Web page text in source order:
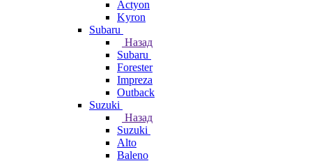
Actyon
Kyron
Subaru
Назад
Subaru
Forester
Impreza
Outback
Suzuki
Назад
Suzuki
Alto
Baleno